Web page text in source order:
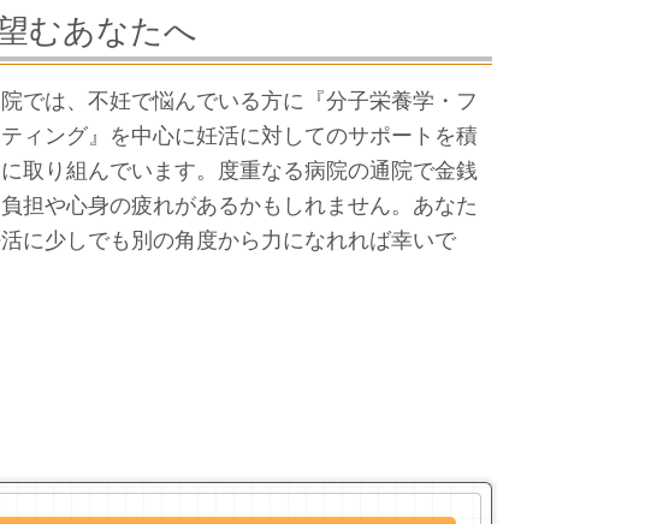
むあなたへ
では、不妊で悩んでいる方に『分子栄養学・フ
ティング』を中心に妊活に対してのサポートを積
取り組んでいます。度重なる病院の通院で金銭
担や心身の疲れがあるかもしれません。あなた
に少しでも別の角度から力になれれば幸いで